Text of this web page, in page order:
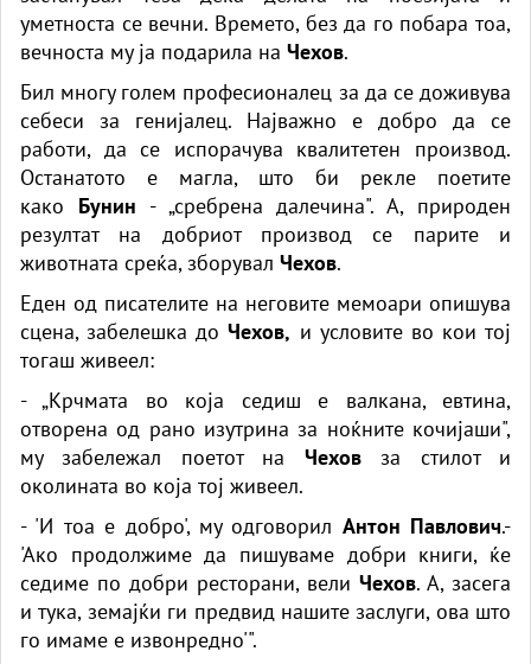
уметноста се вечни. Времето, без да го побара тоа,
вечноста му ја подарила на Чехов.
Бил многу голем професионалец за да се доживува
себеси за генијалец. Најважно е добро да се
работи, да се испорачува квалитетен производ.
Останатото е магла, што би рекле поетите
како Бунин - „сребрена далечина". А, природен
резултат на добриот производ се парите и
животната среќа, зборувал Чехов.
Еден од писателите на неговите мемоари опишува
сцена, забелешка доЧехов, и условите во кои тој
тогаш живеел:
- „Крчмата во која седиш е валкана, евтина,
отворена од рано изутрина за ноќните кочијаши",
му забележал поетот на Чеховза стилот и
околината во која тој живеел.
- 'И тоа е добро', му одговорил Антон Павлович.-
'Ако продолжиме да пишуваме добри книги, ќе
седиме по добри ресторани, вели Чехов. А, засега
и тука, земајќи ги предвид нашите заслуги, ова што
го имаме е извонредно'".